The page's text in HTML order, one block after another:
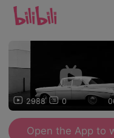
2988 0
Open the App to